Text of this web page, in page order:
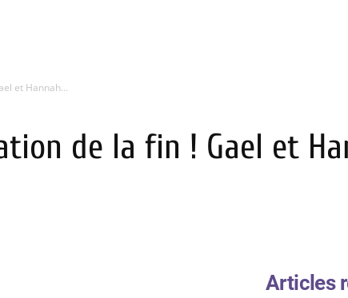
et Hannah...
de la fin ! Gael et
Articles